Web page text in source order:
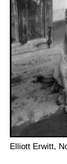
Elliott Erwitt,